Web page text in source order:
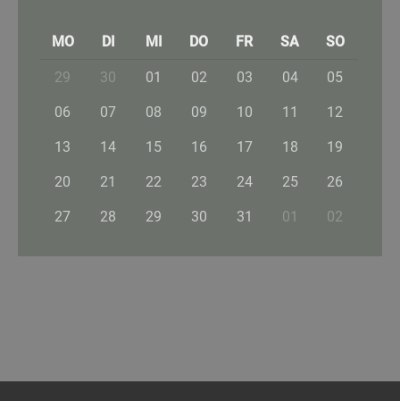
MO DI MI DO FR SA SO
29 30 01 02 03 04 05
06 07 08 09 10 11 12
13 14 15 16 17 18 19
20 21 22 23 24 25 26
27 28 29 30 31 01 02